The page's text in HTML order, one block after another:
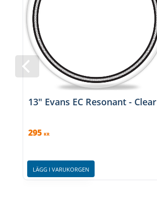
13" Evans EC Resonant - Clear
295 KR
LÄGG I VARUKORGEN